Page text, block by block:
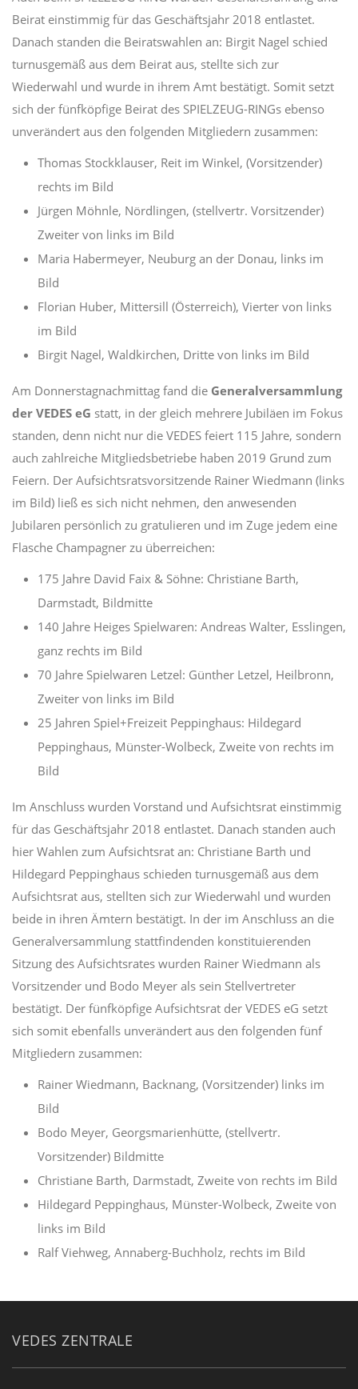
Beirat einstimmig für das Geschäftsjahr 2018 entlastet.
Danach standen die Beiratswahlen an: Birgit Nagel schied
turnusgemäß aus dem Beirat aus, stellte sich zur
Wiederwahl und wurde in ihrem Amt bestätigt. Somit setzt
sich der fünfköpfige Beirat des SPIELZEUG-RINGs ebenso
unverändert aus den folgenden Mitgliedern zusammen:
Thomas Stockklauser, Reit im Winkel, (Vorsitzender)
rechts im Bild
Jürgen Möhnle, Nördlingen, (stellvertr. Vorsitzender)
Zweiter von links im Bild
Maria Habermeyer, Neuburg an der Donau, links im
Bild
Florian Huber, Mittersill (Österreich), Vierter von links
im Bild
Birgit Nagel, Waldkirchen, Dritte von links im Bild
Am Donnerstagnachmittag fand die Generalversammlung
der VEDES eG statt, in der gleich mehrere Jubiläen im Fokus
standen, denn nicht nur die VEDES feiert 115 Jahre, sondern
auch zahlreiche Mitgliedsbetriebe haben 2019 Grund zum
Feiern. Der Aufsichtsratsvorsitzende Rainer Wiedmann (links
im Bild) ließ es sich nicht nehmen, den anwesenden
Jubilaren persönlich zu gratulieren und im Zuge jedem eine
Flasche Champagner zu überreichen:
175 Jahre David Faix & Söhne: Christiane Barth,
Darmstadt, Bildmitte
140 Jahre Heiges Spielwaren: Andreas Walter, Esslingen,
ganz rechts im Bild
70 Jahre Spielwaren Letzel: Günther Letzel, Heilbronn,
Zweiter von links im Bild
25 Jahren Spiel+Freizeit Peppinghaus: Hildegard
Peppinghaus, Münster-Wolbeck, Zweite von rechts im
Bild
Im Anschluss wurden Vorstand und Aufsichtsrat einstimmig
für das Geschäftsjahr 2018 entlastet. Danach standen auch
hier Wahlen zum Aufsichtsrat an: Christiane Barth und
Hildegard Peppinghaus schieden turnusgemäß aus dem
Aufsichtsrat aus, stellten sich zur Wiederwahl und wurden
beide in ihren Ämtern bestätigt. In der im Anschluss an die
Generalversammlung stattfindenden konstituierenden
Sitzung des Aufsichtsrates wurden Rainer Wiedmann als
Vorsitzender und Bodo Meyer als sein Stellvertreter
bestätigt. Der fünfköpfige Aufsichtsrat der VEDES eG setzt
sich somit ebenfalls unverändert aus den folgenden fünf
Mitgliedern zusammen:
Rainer Wiedmann, Backnang, (Vorsitzender) links im
Bild
Bodo Meyer, Georgsmarienhütte, (stellvertr.
Vorsitzender) Bildmitte
Christiane Barth, Darmstadt, Zweite von rechts im Bild
Hildegard Peppinghaus, Münster-Wolbeck, Zweite von
links im Bild
Ralf Viehweg, Annaberg-Buchholz, rechts im Bild
VEDES ZENTRALE